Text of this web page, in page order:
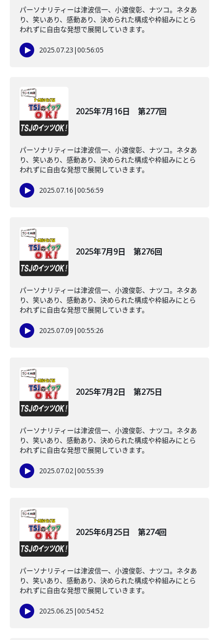
パーソナリティーは津波信一、小渡俊彰、ナツコ。ネタあ
り、笑いあり、感動あり、決められた構成や枠組みにとら
われずに自由な発想で展開していきます。
2025.07.23 |00:56:05
2025年7月16日 第277回
パーソナリティーは津波信一、小渡俊彰、ナツコ。ネタあ
り、笑いあり、感動あり、決められた構成や枠組みにとら
われずに自由な発想で展開していきます。
2025.07.16 |00:56:59
2025年7月9日 第276回
パーソナリティーは津波信一、小渡俊彰、ナツコ。ネタあ
り、笑いあり、感動あり、決められた構成や枠組みにとら
われずに自由な発想で展開していきます。
2025.07.09 |00:55:26
2025年7月2日 第275日
パーソナリティーは津波信一、小渡俊彰、ナツコ。ネタあ
り、笑いあり、感動あり、決められた構成や枠組みにとら
われずに自由な発想で展開していきます。
2025.07.02|00:55:39
2025年6月25日 第274回
パーソナリティーは津波信一、小渡俊彰、ナツコ。ネタあ
り、笑いあり、感動あり、決められた構成や枠組みにとら
われずに自由な発想で展開していきます。
2025.06.25 |00:54:52